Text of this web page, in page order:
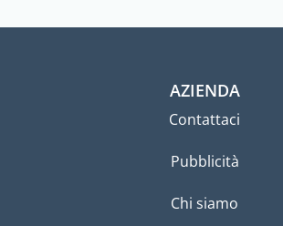
AZIENDA
Contattaci
Pubblicità
Chi siamo